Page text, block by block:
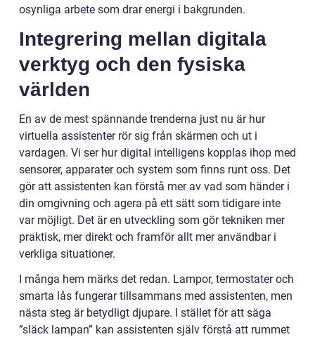
osynliga arbete som drar energi i bakgrunden.
Integrering mellan digitala
verktyg och den fysiska
världen
En av de mest spännande trenderna just nu är hur
virtuella assistenter rör sig från skärmen och ut i
vardagen. Vi ser hur digital intelligens kopplas ihop med
sensorer, apparater och system som finns runt oss. Det
gör att assistenten kan förstå mer av vad som händer i
din omgivning och agera på ett sätt som tidigare inte
var möjligt. Det är en utveckling som gör tekniken mer
praktisk, mer direkt och framför allt mer användbar i
verkliga situationer.
I många hem märks det redan. Lampor, termostater och
smarta lås fungerar tillsammans med assistenten, men
nästa steg är betydligt djupare. I stället för att säga
”släck lampan” kan assistenten själv förstå att rummet